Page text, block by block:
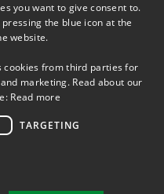
DANISH
you want to give consent to.
the blue icon at the
website.
cookies from third parties for
marketing. Read about our
Read more
TARGETING